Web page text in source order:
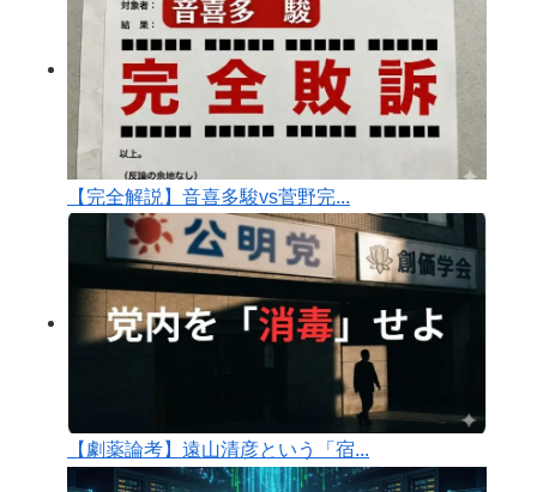
【完全解説】音喜多駿vs菅野完...
【劇薬論考】遠山清彦という「宿...